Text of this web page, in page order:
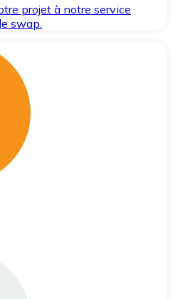
projet à notre service
swap.